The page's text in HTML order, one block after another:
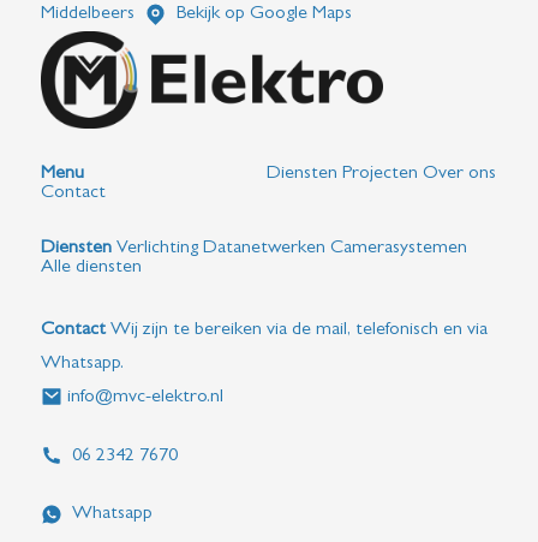
Middelbeers
Bekijk op Google Maps
Menu Diensten Projecten Over ons
Contact
Diensten Verlichting Datanetwerken Camerasystemen
Alle diensten
ContactWij zijn te bereiken via de mail, telefonisch en via
Whatsapp.
info@mvc-elektro.nl
06 2342 7670
Whatsapp